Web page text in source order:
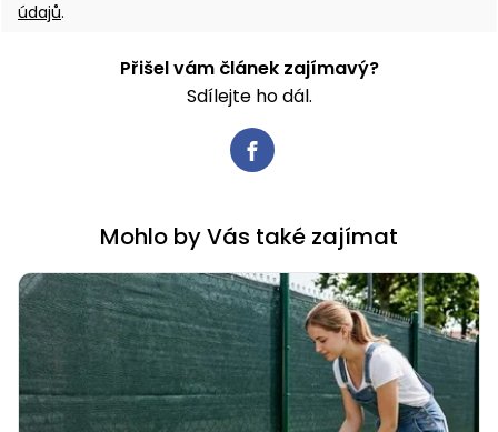
údajů.
Přišel vám článek zajímavý?
Sdílejte ho dál.
Mohlo by Vás také zajímat